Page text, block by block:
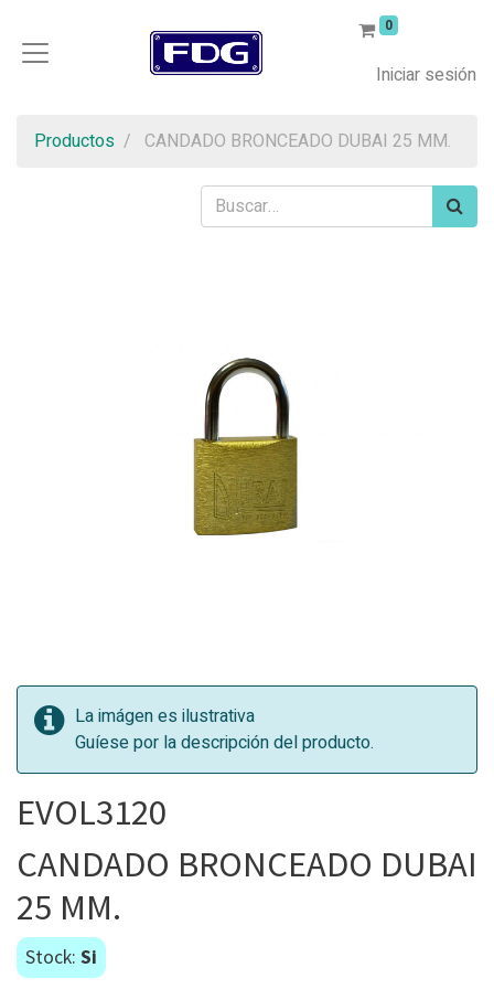
0
Iniciar sesión
Productos CANDADO BRONCEADO DUBAI 25 MM.
La imágen es ilustrativa
Guíese por la descripción del producto.
EVOL3120
CANDADO BRONCEADO DUBAI
25 MM.
Stock: Si